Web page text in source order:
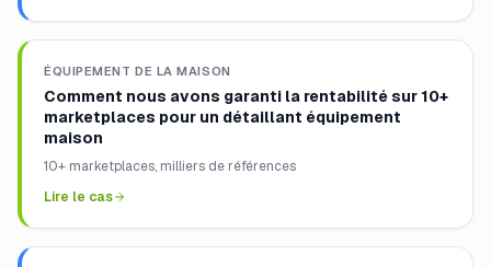
ÉQUIPEMENT DE LA MAISON
Comment nous avons garanti la rentabilité sur 10+
marketplaces pour un détaillant équipement
maison
10+ marketplaces, milliers de références
Lire le cas